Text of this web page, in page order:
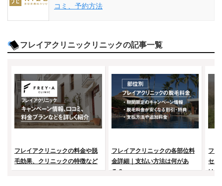
コミ、予約方法
フレイアクリニックリニックの記事一覧
フレイアクリニックの料金や脱
毛効果、クリニックの特徴など
フレイアクリニックの各部位料
金詳細｜支払い方法は何があ
る？
フレ
セル
はど